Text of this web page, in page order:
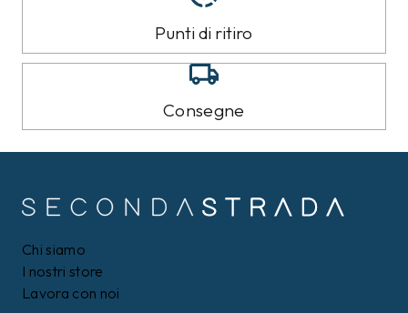
Punti di ritiro
Consegne
Chi siamo
I nostri store
Lavora con noi